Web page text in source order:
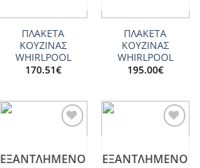
ΠΛΑΚΕΤΑ
ΚΟΥΖΙΝΑΣ
WHIRLPOOL
170.51€
ΠΛΑΚΕΤΑ
ΚΟΥΖΙΝΑΣ
WHIRLPOOL
195.00€
ΕΞΑΝΤΛΗΜΈΝΟ ΕΞΑΝΤΛΗΜΈΝΟ